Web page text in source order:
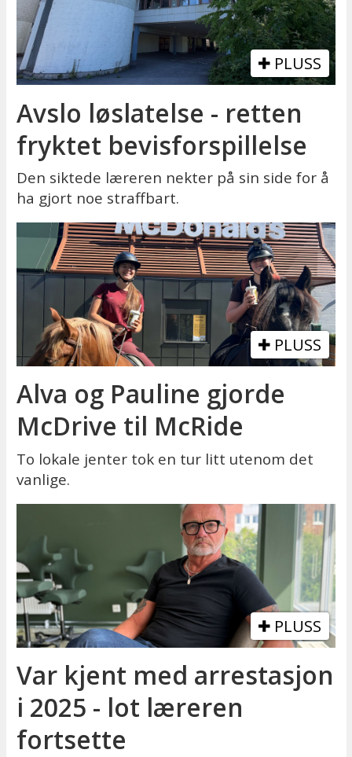
PLUSS
Avslo løslatelse - retten
fryktet bevisforspillelse
Den siktede læreren nekter på sin side for å
ha gjort noe straffbart.
PLUSS
Alva og Pauline gjorde
McDrive til McRide
To lokale jenter tok en tur litt utenom det
vanlige.
PLUSS
Var kjent med arrestasjon
i 2025 - lot læreren
fortsette